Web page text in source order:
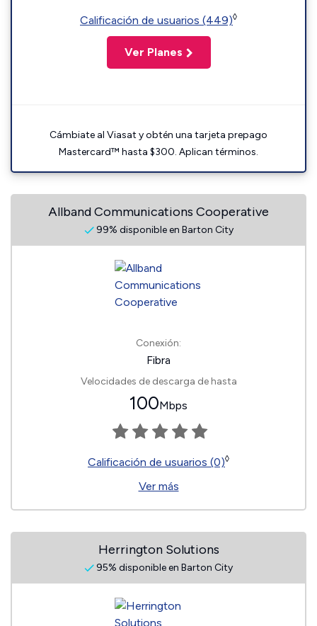
Calificación de usuarios (449)◊
Ver Planes
Cámbiate al Viasat y obtén una tarjeta prepago
Mastercard™ hasta $300. Aplican términos.
Allband Communications Cooperative
99% disponible en Barton City
Conexión:
Fibra
Velocidades de descarga de hasta
100Mbps
Calificación de usuarios (0)◊
Ver más
Herrington Solutions
95% disponible en Barton City